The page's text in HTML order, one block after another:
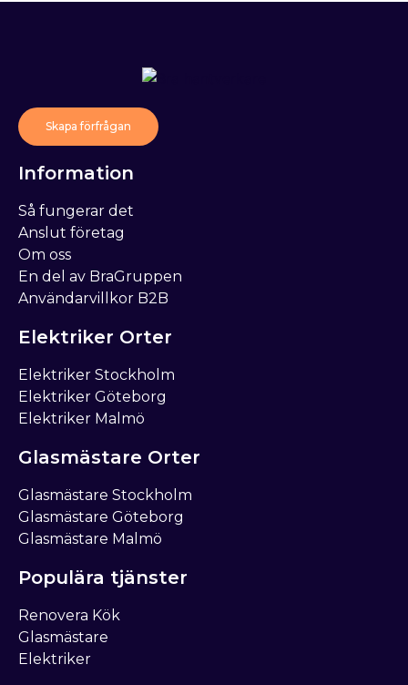
Populära tjänster
Renovera Kök
Glasmästare
Elektriker
Glasmästare Orter
Glasmästare Stockholm
Glasmästare Göteborg
Glasmästare Malmö
Elektriker Orter
Elektriker Stockholm
Elektriker Göteborg
Elektriker Malmö
Information
Så fungerar det
Anslut företag
Om oss
En del av BraGruppen
Användarvillkor B2B
Skapa förfrågan